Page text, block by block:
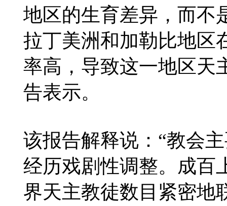
地区的生育差异，而不
拉丁美洲和加勒比地区
率高，导致这一地区天
告表示。
该报告解释说：“教会
经历戏剧性调整。成百
界天主教徒数目紧密地